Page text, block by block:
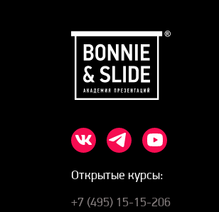
Открытые курсы:
+7 (495) 15-15-206